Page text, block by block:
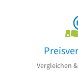
Vergleichen